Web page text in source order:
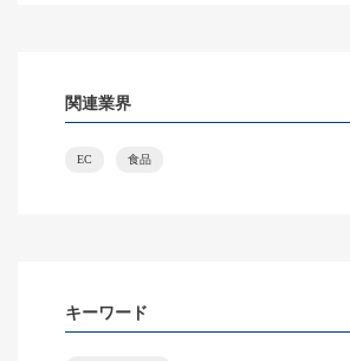
関連業界
EC 食品
キーワード